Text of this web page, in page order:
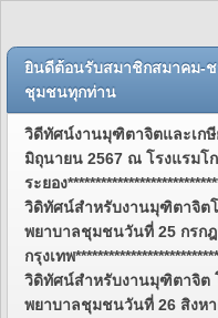
ยินดีต้อนรับสมาชิกสมาคม-ช
ชุมชนทุกท่าน
วิดีทัศน์งานมุฑิตาจิตและเก
มิถุนายน 2567 ณ โรงแรมโ
ระยอง
วิดิทัศน์สำหรับงานมุฑิตาจิต
พยาบาลชุมชนวันที่ 25 กรก
กรุงเทพ
วิดิทัศน์สำหรับงานมุฑิตาจิต
พยาบาลชุมชนวันที่ 26 สิงห